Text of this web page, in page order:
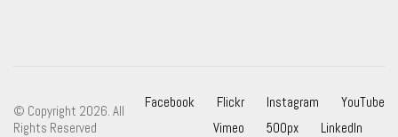
Facebook Flickr Instagram
YouTube
Vimeo
500px LinkedIn
© Copyright 2026. All
Rights Reserved